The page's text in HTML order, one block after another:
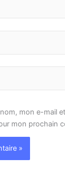
mon e-mail
mon prochain